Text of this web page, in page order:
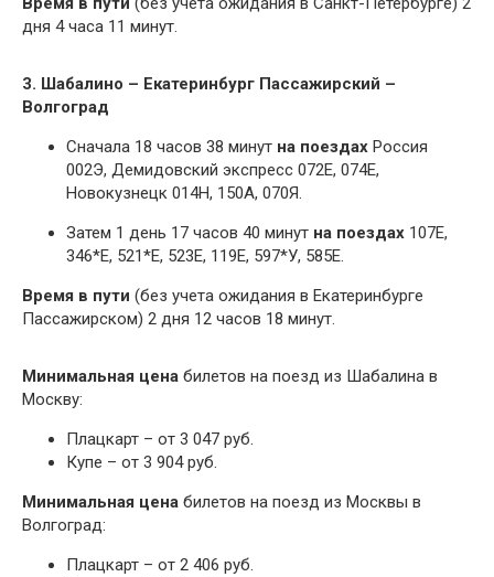
дня 4 часа 11 минут.
3. Шабалино – Екатеринбург Пассажирский –
Волгоград
Сначала 18 часов 38 минут на поездах Россия
002Э, Демидовский экспресс 072Е, 074Е,
Новокузнецк 014Н, 150А, 070Я.
Затем 1 день 17 часов 40 минут на поездах 107Е,
346*Е, 521*Е, 523Е, 119Е, 597*У, 585Е.
Время в пути (без учета ожидания в Екатеринбурге
Пассажирском) 2 дня 12 часов 18 минут.
Минимальная цена билетов на поезд из Шабалина в
Москву:
Плацкарт – от 3 047 руб.
Купе – от 3 904 руб.
Минимальная цена билетов на поезд из Москвы в
Волгоград:
Плацкарт – от 2 406 руб.